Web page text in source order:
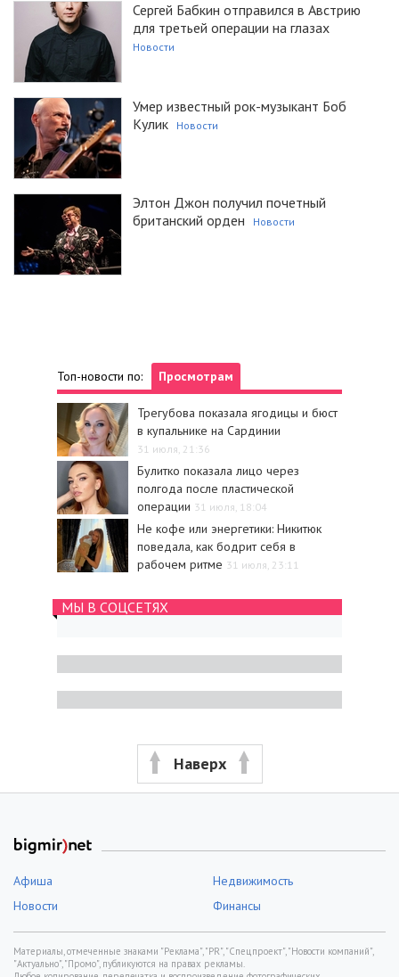
Сергей Бабкин отправился в Австрию
для третьей операции на глазах
Новости
Умер известный рок-музыкант Боб
Кулик
Новости
Элтон Джон получил почетный
британский орден
Новости
Топ-новости по: Просмотрам
Трегубова показала ягодицы и бюст
в купальнике на Сардинии
31 июля, 21:36
Булитко показала лицо через
полгода после пластической
операции 31 июля, 18:04
Не кофе или энергетики: Никитюк
поведала, как бодрит себя в
рабочем ритме 31 июля, 23:11
МЫ В СОЦСЕТЯХ
Наверх
Афиша
Недвижимость
Новости
Финансы
Материалы, отмеченные знаками "Реклама", "PR", "Спецпроект", "Новости компаний",
"Актуально", "Промо", публикуются на правах рекламы.